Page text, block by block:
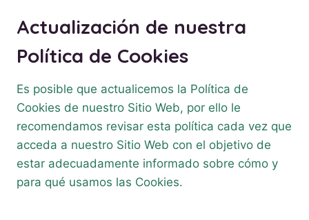
Actualización de nuestra
Política de Cookies
Es posible que actualicemos la Política de
Cookies de nuestro Sitio Web, por ello le
recomendamos revisar esta política cada vez que
acceda a nuestro Sitio Web con el objetivo de
estar adecuadamente informado sobre cómo y
para qué usamos las Cookies.